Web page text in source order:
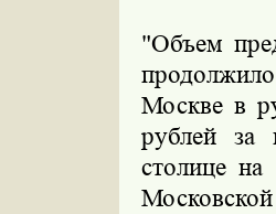
"Объем
Москве в
рублей за
столице